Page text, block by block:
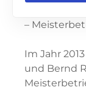
–
Im Jahr
und Bernd